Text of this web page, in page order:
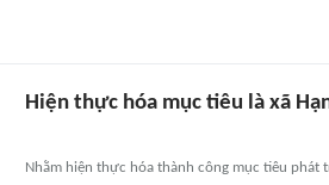
Hiện thực hóa mục tiêu là xã
Nhằm hiện thực hóa thành công mục tiêu phát